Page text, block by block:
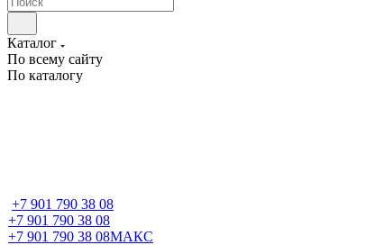
Каталог
По всему сайту
По каталогу
+7 901 790 38 08
+7 901 790 38 08
+7 901 790 38 08МАКС